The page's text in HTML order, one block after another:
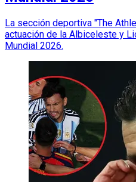
La sección deportiva "The
actuación de la Albiceleste y
Mundial 2026.